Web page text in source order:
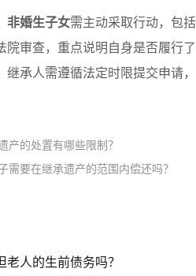
非婚生子女需主动采取行动，包
审查，重点说明自身是否履行了
继承人需遵循法定时限提交申请
产的处置有哪些限制？
要在继承遗产的范围内偿还吗？
人的生前债务吗？